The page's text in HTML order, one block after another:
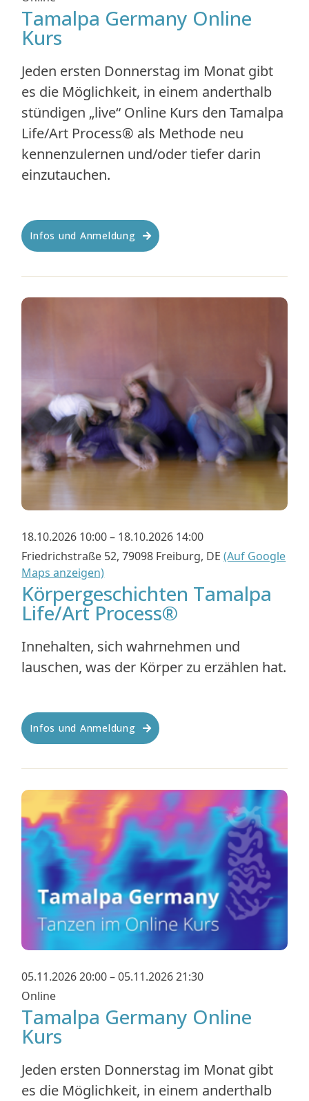
Tamalpa Germany Online
Kurs
Jeden ersten Donnerstag im Monat gibt
es die Möglichkeit, in einem anderthalb
stündigen „live“ Online Kurs den Tamalpa
Life/Art Process® als Methode neu
kennenzulernen und/oder tiefer darin
einzutauchen.
Infos und Anmeldung
18.10.2026 10:00 – 18.10.2026 14:00
Friedrichstraße 52, 79098 Freiburg, DE(Auf Google
Maps anzeigen)
Körpergeschichten Tamalpa
Life/Art Process®
Innehalten, sich wahrnehmen und
lauschen, was der Körper zu erzählen hat.
Infos und Anmeldung
05.11.2026 20:00 – 05.11.2026 21:30
Online
Tamalpa Germany Online
Kurs
Jeden ersten Donnerstag im Monat gibt
es die Möglichkeit, in einem anderthalb